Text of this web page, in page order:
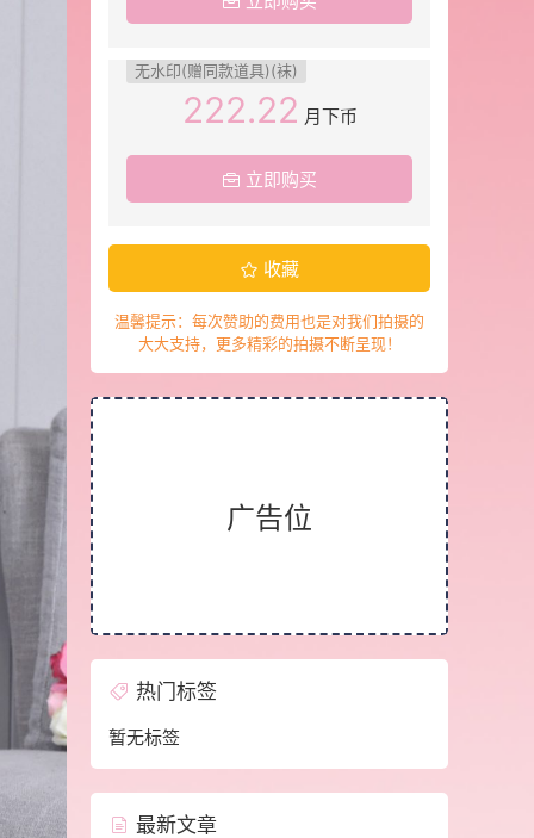
无水印(赠同款道具)(袜)
222.22 月下币
立即购买
收藏
温馨提示：每次赞助的费用也是对我们拍摄的
大大支持，更多精彩的拍摄不断呈现！
广告位
热门标签
暂无标签
最新文章